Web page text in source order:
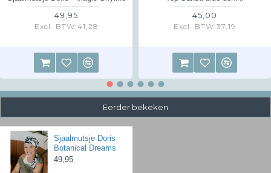
49,95
Excl. BTW:41,28
45,00
Excl. BTW:37,19
Eerder bekeken
Sjaalmutsje Doris
Botanical Dreams
49,95